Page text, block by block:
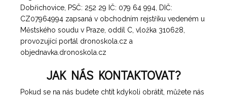
Dobřichovice, PSČ: 252 29 IČ: 079 64 994, DIČ:
CZ07964994 zapsaná v obchodním rejstříku vedeném u
Městského soudu v Praze, oddíl C, vložka 310628,
provozující portál dronoskola.cz a
objednavka.dronoskola.cz
JAK NÁS KONTAKTOVAT?
Pokud se na nás budete chtít kdykoli obrátit, můžete nás